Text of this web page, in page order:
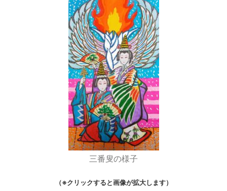
三番叟の様子
（※クリックすると画像が拡大します）